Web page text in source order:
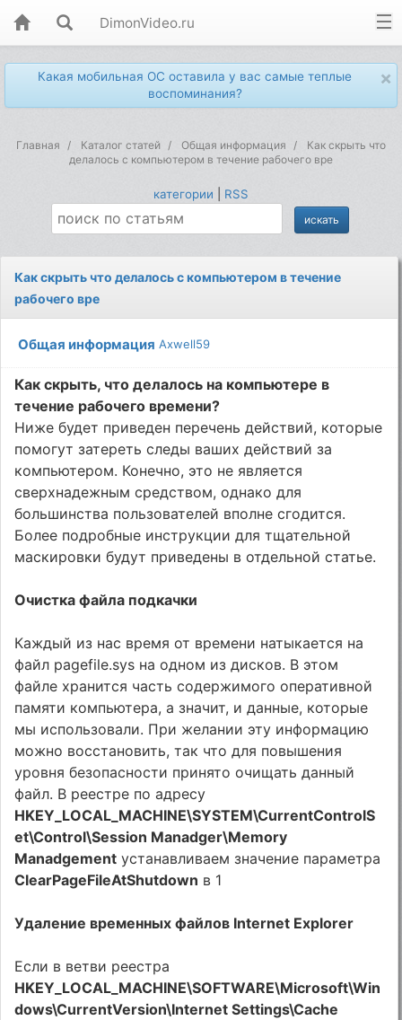
DimonVideo.ru
×
Какая мобильная ОС оставила у вас самые теплые
воспоминания?
Главная Каталог статей Общая информация
Как скрыть что
делалось с компьютером в течение рабочего вре
категории RSS
Как скрыть что делалось с компьютером в течение
рабочего вре
Общая информация Axwell59
Как скрыть, что делалось на компьютере в
течение рабочего времени?
Ниже будет приведен перечень действий, которые
помогут затереть следы ваших действий за
компьютером. Конечно, это не является
сверхнадежным средством, однако для
большинства пользователей вполне сгодится.
Более подробные инструкции для тщательной
маскировки будут приведены в отдельной статье.
Очистка файла подкачки
Каждый из нас время от времени натыкается на
файл pagefile.sys на одном из дисков. В этом
файле хранится часть содержимого оперативной
памяти компьютера, а значит, и данные, которые
мы использовали. При желании эту информацию
можно восстановить, так что для повышения
уровня безопасности принято очищать данный
файл. В реестре по адресу
HKEY_LOCAL_MACHINE\SYSTEM\CurrentControlS
et\Control\Session Manadger\Memory
Manadgement устанавливаем значение параметра
ClearPageFileAtShutdown в 1
Удаление временных файлов Internet Explorer
Если в ветви реестра
HKEY_LOCAL_MACHINE\SOFTWARE\Microsoft\Win
dows\CurrentVersion\Internet Settings\Cache